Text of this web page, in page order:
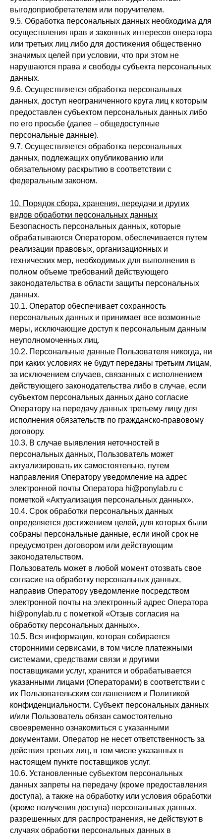
выгодоприобретателем или поручителем.
9.5. Обработка персональных данных необходима для
осуществления прав и законных интересов оператора
или третьих лиц либо для достижения общественно
значимых целей при условии, что при этом не
нарушаются права и свободы субъекта персональных
данных.
9.6. Осуществляется обработка персональных
данных, доступ неограниченного круга лиц к которым
предоставлен субъектом персональных данных либо
по его просьбе (далее – общедоступные
персональные данные).
9.7. Осуществляется обработка персональных
данных, подлежащих опубликованию или
обязательному раскрытию в соответствии с
федеральным законом.
10. Порядок сбора, хранения, передачи и других
видов обработки персональных данных
Безопасность персональных данных, которые
обрабатываются Оператором, обеспечивается путем
реализации правовых, организационных и
технических мер, необходимых для выполнения в
полном объеме требований действующего
законодательства в области защиты персональных
данных.
10.1. Оператор обеспечивает сохранность
персональных данных и принимает все возможные
меры, исключающие доступ к персональным данным
неуполномоченных лиц.
10.2. Персональные данные Пользователя никогда, ни
при каких условиях не будут переданы третьим лицам,
за исключением случаев, связанных с исполнением
действующего законодательства либо в случае, если
субъектом персональных данных дано согласие
Оператору на передачу данных третьему лицу для
исполнения обязательств по гражданско-правовому
договору.
10.3. В случае выявления неточностей в
персональных данных, Пользователь может
актуализировать их самостоятельно, путем
направления Оператору уведомление на адрес
электронной почты Оператора hi@ponylab.ru с
пометкой «Актуализация персональных данных».
10.4. Срок обработки персональных данных
определяется достижением целей, для которых были
собраны персональные данные, если иной срок не
предусмотрен договором или действующим
законодательством.
Пользователь может в любой момент отозвать свое
согласие на обработку персональных данных,
направив Оператору уведомление посредством
электронной почты на электронный адрес Оператора
hi@ponylab.ru с пометкой «Отзыв согласия на
обработку персональных данных».
10.5. Вся информация, которая собирается
сторонними сервисами, в том числе платежными
системами, средствами связи и другими
поставщиками услуг, хранится и обрабатывается
указанными лицами (Операторами) в соответствии с
их Пользовательским соглашением и Политикой
конфиденциальности. Субъект персональных данных
и/или Пользователь обязан самостоятельно
своевременно ознакомиться с указанными
документами. Оператор не несет ответственность за
действия третьих лиц, в том числе указанных в
настоящем пункте поставщиков услуг.
10.6. Установленные субъектом персональных
данных запреты на передачу (кроме предоставления
доступа), а также на обработку или условия обработки
(кроме получения доступа) персональных данных,
разрешенных для распространения, не действуют в
случаях обработки персональных данных в